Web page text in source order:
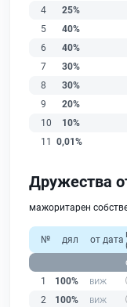
4
25%
5
40%
6
40%
7
30%
8
30%
9
20%
10
10%
11
0,01%
Дружества
мажоритарен
№ дял от дата
1
100%
2
100%